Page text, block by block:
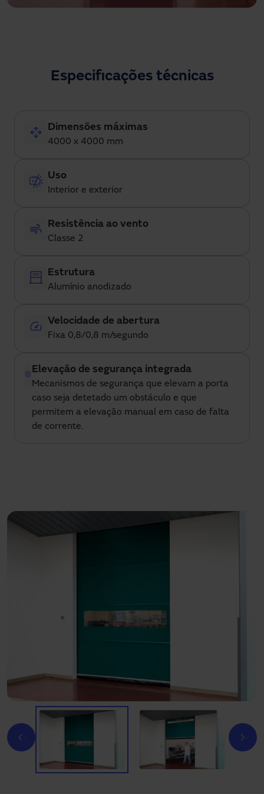
Especificações técnicas
Dimensões máximas
4000 x 4000 mm
Uso
Interior e exterior
Resistência ao vento
Classe 2
Estrutura
Alumínio anodizado
Velocidade de abertura
Fixa 0,8/0,8 m/segundo
Elevação de segurança integrada
Mecanismos de segurança que elevam a porta
caso seja detetado um obstáculo e que
permitem a elevação manual em caso de falta
de corrente.